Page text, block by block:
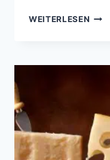
WEITERLESEN WEIN
EINE